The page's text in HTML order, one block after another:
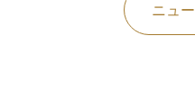
ニュ